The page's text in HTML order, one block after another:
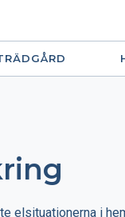
elsituationerna i